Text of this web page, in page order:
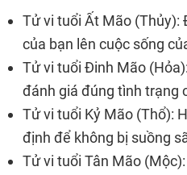
Tử vi tuổi Ất Mão
của bạn lên cuộc sống
Tử vi tuổi Đinh Mão
đánh giá đúng tình trạng
Tử vi tuổi Kỷ Mão (Thổ):
định để không bị suồng
Tử vi tuổi Tân Mão